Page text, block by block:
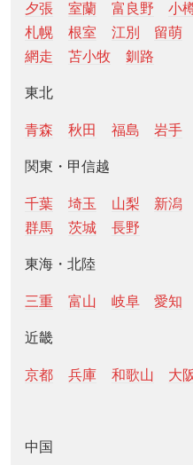
夕張
室蘭 富良野 小
札幌
根室 江別 留萌
網走
苫小牧 釧路
東北
青森 秋田 福島 岩手
関東・甲信越
千葉 埼玉 山梨 新潟
群馬
茨城 長野
東海・北陸
三重 富山 岐阜 愛知
近畿
京都 兵庫 和歌山 大
中国